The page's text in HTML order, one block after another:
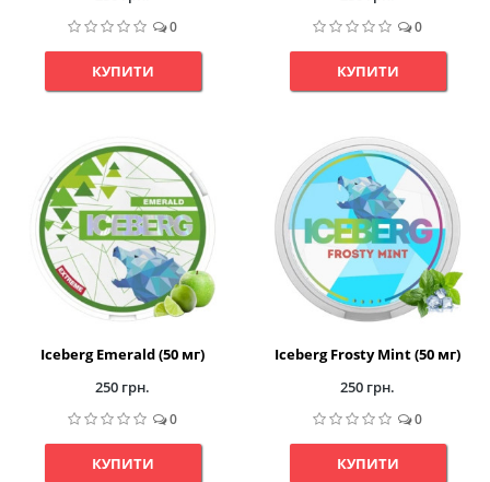
0
КУПИТИ
0
КУПИТИ
Iceberg Emerald (50 мг)
250 грн.
0
КУПИТИ
Iceberg Frosty Mint (50 мг)
250 грн.
0
КУПИТИ